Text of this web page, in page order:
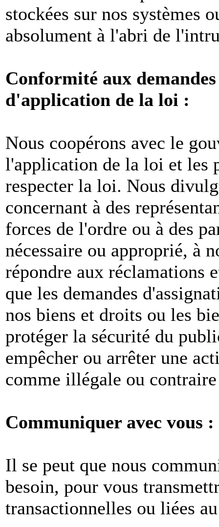
stockées sur nos systèmes
absolument à l'abri de
Conformité aux
d'application de la loi :
Nous coopérons avec le
l'application de la loi et les
respecter la loi. Nous
concernant à des
forces de l'ordre ou à des
nécessaire ou approprié, à
répondre aux réclamations
que les demandes
nos biens et droits ou les
protéger la sécurité du
empêcher ou arrêter une
comme illégale ou
Communiquer avec vous :
Il se peut que nous
besoin, pour vous
transactionnelles ou liées